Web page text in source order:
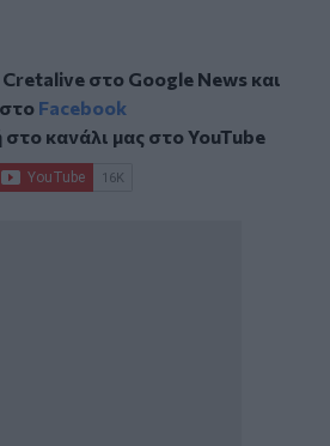
στο Google Newsκαι
στο Facebook
κανάλι μας στοYouTube